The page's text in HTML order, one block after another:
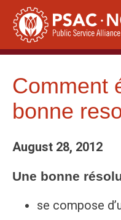
Skip
content
Comment
bonne
August 28, 2012
Une bonne
se compose